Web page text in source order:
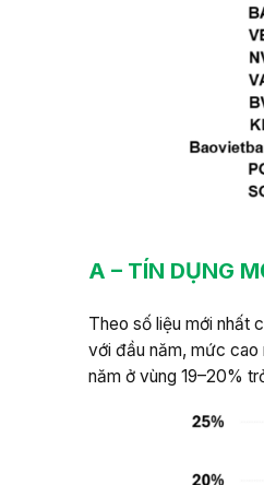
A – TÍN DỤNG
Theo số liệu mới nhất
với đầu năm, mức cao
năm ở vùng 19–20%